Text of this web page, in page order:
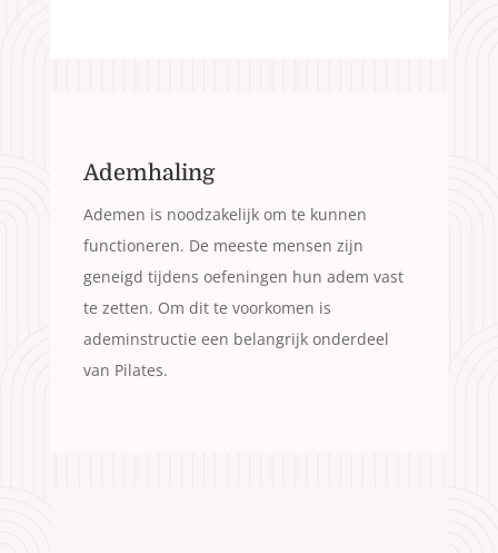
Ademhaling
Ademen is noodzakelijk om te kunnen
functioneren. De meeste mensen zijn
geneigd tijdens oefeningen hun adem vast
te zetten. Om dit te voorkomen is
ademinstructie een belangrijk onderdeel
van Pilates.